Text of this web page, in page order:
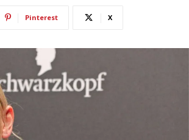
Pinterest X